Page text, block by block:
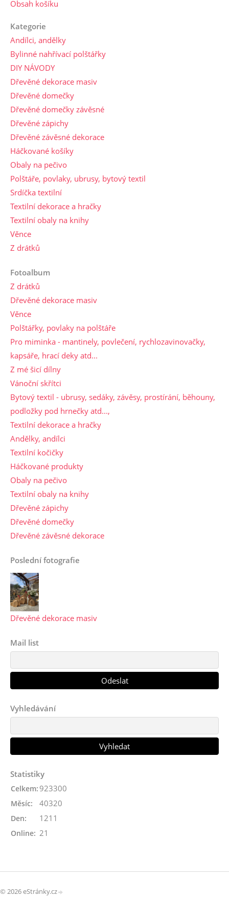
Obsah košíku
Kategorie
Andílci, andělky
Bylinné nahřívací polštářky
DIY NÁVODY
Dřevěné dekorace masiv
Dřevěné domečky
Dřevěné domečky závěsné
Dřevěné zápichy
Dřevěné závěsné dekorace
Háčkované košíky
Obaly na pečivo
Polštáře, povlaky, ubrusy, bytový textil
Srdíčka textilní
Textilní dekorace a hračky
Textilní obaly na knihy
Věnce
Z drátků
Fotoalbum
Z drátků
Dřevěné dekorace masiv
Věnce
Polštářky, povlaky na polštáře
Pro miminka - mantinely, povlečení, rychlozavinovačky,
kapsáře, hrací deky atd...
Z mé šicí dílny
Vánoční skřítci
Bytový textil - ubrusy, sedáky, závěsy, prostírání, běhouny,
podložky pod hrnečky atd...,
Textilní dekorace a hračky
Andělky, andílci
Textilní kočičky
Háčkované produkty
Obaly na pečivo
Textilní obaly na knihy
Dřevěné zápichy
Dřevěné domečky
Dřevěné závěsné dekorace
Poslední fotografie
Dřevěné dekorace masiv
Mail list
Vyhledávání
Statistiky
Online: 21
Celkem: 923300
Měsíc: 40320
Den: 1211
© 2026 eStránky.cz